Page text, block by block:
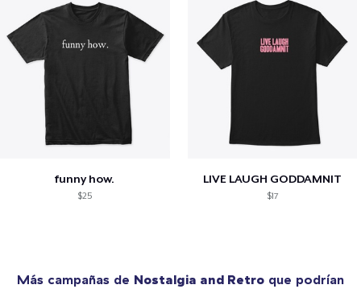
funny how.
$25
LIVE LAUGH GODDAMNIT
$17
Más campañas de Nostalgia and Retro que podrían